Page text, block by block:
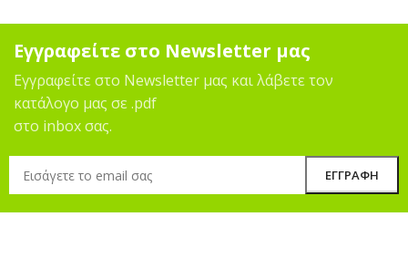
Εγγραφείτε στο Newsletter μας
Εγγραφείτε στο Newsletter μας και λάβετε τον
κατάλογο μας σε .pdf
στο inbox σας.